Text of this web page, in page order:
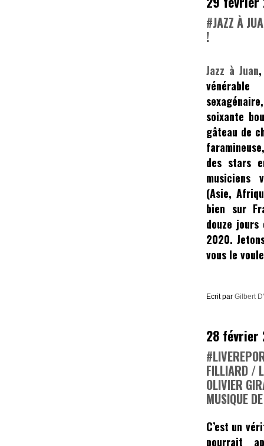
#JAZZ À
!
Jazz à Juan
soixante
gâteau de
des stars
musiciens
(Asie,
bien sur
douze
2020.
vous le
Ecrit par Gilbert
28 février
FILLIARD /
OLIVIER
MUSIQUE
C’est un
pourrait